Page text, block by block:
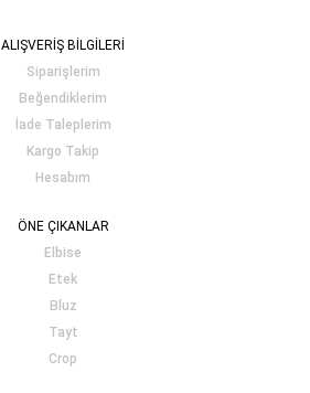
ALIŞVERİŞ BİLGİLERİ
Siparişlerim
Beğendiklerim
İade Taleplerim
Kargo Takip
Hesabım
ÖNE ÇIKANLAR
Elbise
Etek
Bluz
Tayt
Crop